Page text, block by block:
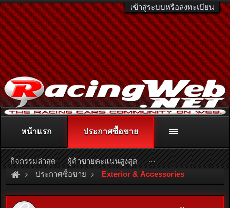
เข้าสู่ระบบหรือลงทะเบียน
ติดต่อลงโฆษณา racingweb@gmail.com
หรือโทร. 081-811-1138
หรืออ่านรายละเอียดเพิ่มเติม คลิกที่นี่
ประกาศซื้อขาย Exterior & Accessories
หน้าแรก ประกาศซื้อขาย
กิจกรรมล่าสุด ผู้ค้าขายคะแนนสูงสุด ...